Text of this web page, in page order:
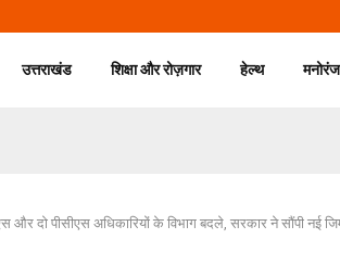
उत्तराखंड शिक्षा और रोज़गार हेल्थ
दो पीसीएस अधिकारियों के विभाग बदले, सरकार ने सौंपी नई